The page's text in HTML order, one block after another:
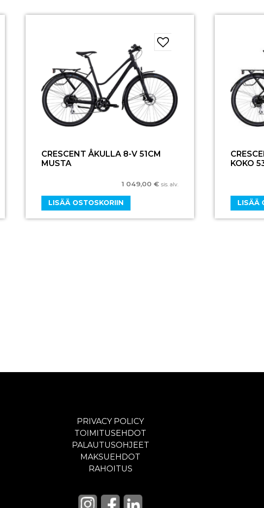
CRESCENT ÅKULLA 8-V 51CM
MUSTA
1 049,00 € sis. alv.
LISÄÄ OSTOSKORIIN
KOKO
LISÄÄ
PRIVACY POLICY
TOIMITUSEHDOT
PALAUTUSOHJEET
MAKSUEHDOT
RAHOITUS